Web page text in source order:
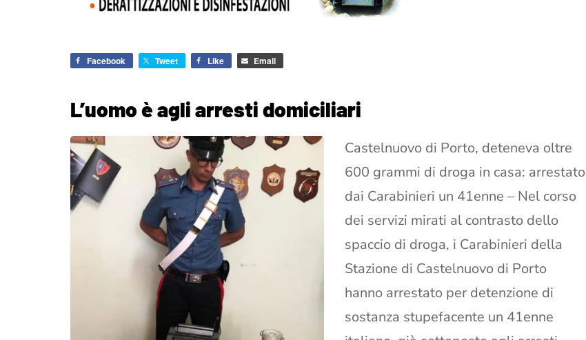
Facebook Tweet Like Email
L’uomo è agli arresti domiciliari
Castelnuovo di Porto, deteneva oltre
600 grammi di droga in casa: arrestato
dai Carabinieri un 41enne – Nel corso
dei servizi mirati al contrasto dello
spaccio di droga, i Carabinieri della
Stazione di Castelnuovo di Porto
hanno arrestato per detenzione di
sostanza stupefacente un 41enne